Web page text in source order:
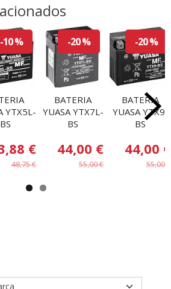
-10 %
YTX5L-
BS
€
48,75 €
-20 %
BATERIA
YUASA YTX7L-
BS
44,00 €
55,00 €
-20 %
BATERIA
YUASA YTX9-
BS
44,00 €
55,00 €